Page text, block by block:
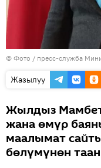
© Фото / пресс-служба
Жазылуу
Жылдыз
жана өмүр
маалымат
бөлүмүнөн